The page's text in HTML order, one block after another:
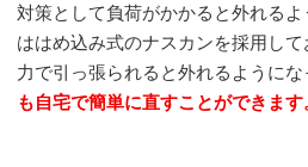
対策として負荷がかかると外れる
ははめ込み式のナスカンを採用し
力で引っ張られると外れるようにな
も自宅で簡単に直すことができます